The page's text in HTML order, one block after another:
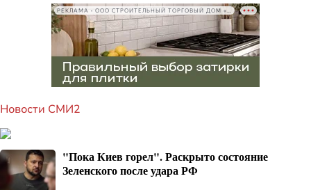
Новости СМИ2
"Пока Киев горел". Раскрыто состояние
Зеленского после удара РФ